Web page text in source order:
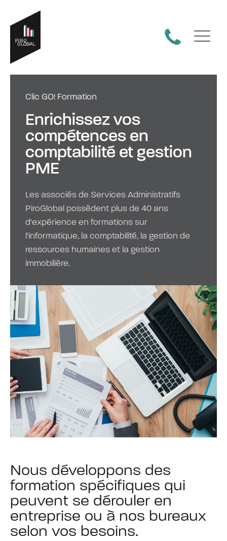
Clic GO! Formation
Enrichissez vos
compétences en
comptabilité et gestion
PME
Les associés de Services Administratifs
PiroGlobal possèdent plus de 40 ans
d'expérience en formations sur
l'informatique, la comptabilité, la gestion de
ressources humaines et la gestion
immobilière.
Nous développons des
formation spécifiques qui
peuvent se dérouler en
entreprise ou à nos bureaux
selon vos besoins.